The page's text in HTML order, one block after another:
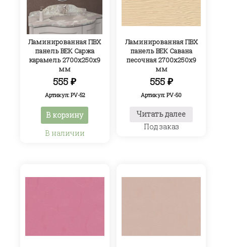
Ламинированная ПВХ
панель ВЕК Саржа
карамель 2700х250х9
мм
555₽
Артикул: PV-52
В корзину
В наличии
Ламинированная ПВХ
панель ВЕК Савана
песочная 2700х250х9
мм
555 ₽
Артикул: PV-50
Читать далее
Под заказ